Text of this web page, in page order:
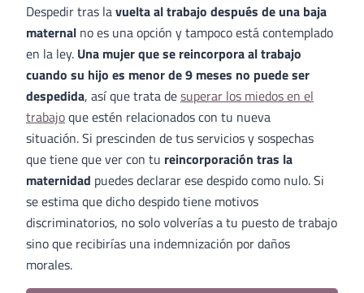
Despedir tras lavuelta al trabajo después de una baja
maternal no es una opción y tampoco está contemplado
en la ley. Una mujer que se reincorpora al trabajo
cuando su hijo es menor de 9 meses no puede ser
despedida, así que trata desuperar los miedos en el
trabajoque estén relacionados con tu nueva
situación. Si prescinden de tus servicios y sospechas
que tiene que ver con tu reincorporación tras la
maternidad puedes declarar ese despido como nulo. Si
se estima que dicho despido tiene motivos
discriminatorios, no solo volverías a tu puesto de trabajo
sino que recibirías una indemnización por daños
morales.